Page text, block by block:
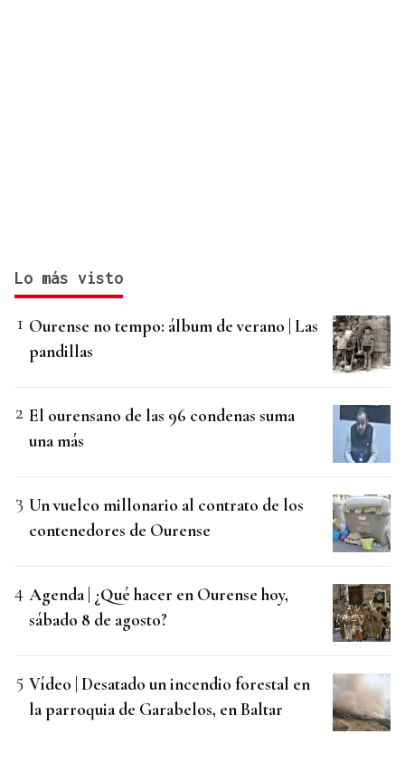
Lo más visto
Ourense no tempo: álbum de verano | Las
pandillas
El ourensano de las 96 condenas suma
una más
Un vuelco millonario al contrato de los
contenedores de Ourense
Agenda | ¿Qué hacer en Ourense hoy,
sábado 8 de agosto?
Vídeo | Desatado un incendio forestal en
la parroquia de Garabelos, en Baltar